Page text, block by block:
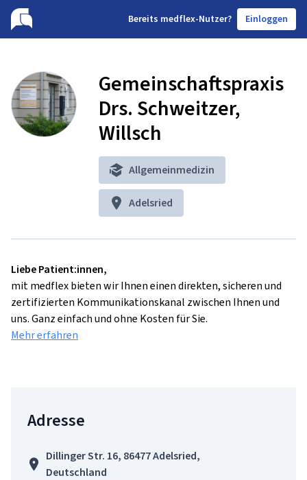
Bereits medflex-Nutzer? Einloggen
Gemeinschaftspraxis
Drs. Schweitzer,
Willsch
Allgemeinmedizin
Adelsried
Liebe Patient:innen,
mit medflex bieten wir Ihnen einen direkten, sicheren und
zertifizierten Kommunikationskanal zwischen Ihnen und
uns. Ganz einfach und ohne Kosten für Sie.
Mehr erfahren
Adresse
Dillinger Str. 16, 86477 Adelsried,
Deutschland